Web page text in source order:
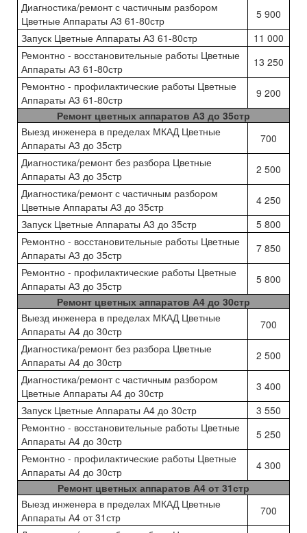
Диагностика/ремонт с частичным разбором
Цветные Аппараты А3 61-80стр
5 900
Запуск Цветные Аппараты А3 61-80стр
11 000
Ремонтно - восстановительные работы Цветные
Аппараты А3 61-80стр
13 250
Ремонтно - профилактические работы Цветные
Аппараты А3 61-80стр
9 200
Ремонт цветных аппаратов А3 до 35стр
Выезд инженера в пределах МКАД Цветные
Аппараты А3 до 35стр
700
Диагностика/ремонт без разбора Цветные
Аппараты А3 до 35стр
2 500
Диагностика/ремонт с частичным разбором
Цветные Аппараты А3 до 35стр
4 250
Запуск Цветные Аппараты А3 до 35стр
5 800
Ремонтно - восстановительные работы Цветные
Аппараты А3 до 35стр
7 850
Ремонтно - профилактические работы Цветные
Аппараты А3 до 35стр
5 800
Ремонт цветных аппаратов А4 до 30стр
Выезд инженера в пределах МКАД Цветные
Аппараты А4 до 30стр
700
Диагностика/ремонт без разбора Цветные
Аппараты А4 до 30стр
2 500
Диагностика/ремонт с частичным разбором
Цветные Аппараты А4 до 30стр
3 400
Запуск Цветные Аппараты А4 до 30стр
3 550
Ремонтно - восстановительные работы Цветные
Аппараты А4 до 30стр
5 250
Ремонтно - профилактические работы Цветные
Аппараты А4 до 30стр
4 300
Ремонт цветных аппаратов А4 от 31стр
Выезд инженера в пределах МКАД Цветные
Аппараты А4 от 31стр
700